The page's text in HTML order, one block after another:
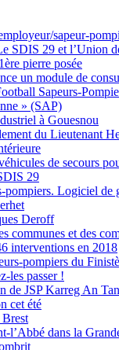
sapeur-
SDIS 29 et l’Union
pierre posée
un module de
Sapeurs-
» (SAP)
à Gouesnou
du Lieutenant
de secours
29
pompiers. Logiciel de
Deroff
communes et des
interventions en 2018
pompiers du
les passer !
de JSP Karreg An Tan
cet été
Brest
l’Abbé dans la